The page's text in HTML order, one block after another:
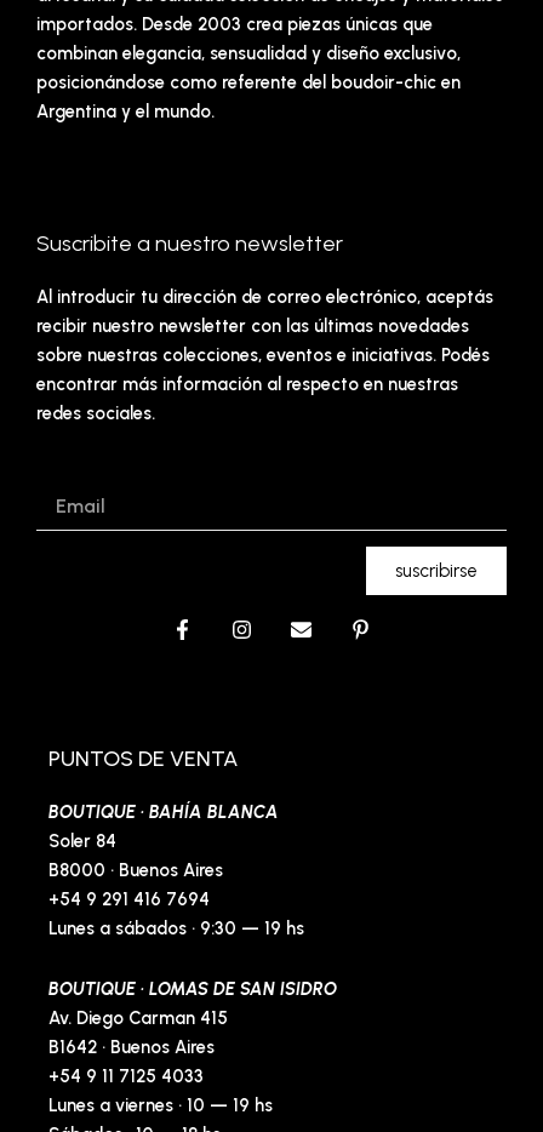
importados. Desde 2003 crea piezas únicas que
combinan elegancia, sensualidad y diseño exclusivo,
posicionándose como referente del boudoir-chic en
Argentina y el mundo.
Suscribite a nuestro newsletter
Al introducir tu dirección de correo electrónico, aceptás
recibir nuestro newsletter con las últimas novedades
sobre nuestras colecciones, eventos e iniciativas. Podés
encontrar más información al respecto en nuestras
redes sociales.
suscribirse
F
o
k
f
I
E
P
PUNTOS DE VENTA
BOUTIQUE · BAHÍA BLANCA
Soler 84
B8000 · Buenos Aires
+54 9 291 416 7694
Lunes a sábados · 9:30 — 19 hs
BOUTIQUE · LOMAS DE SAN ISIDRO
Av. Diego Carman 415
B1642 · Buenos Aires
+54 9 11 7125 4033
Lunes a viernes · 10 — 19 hs